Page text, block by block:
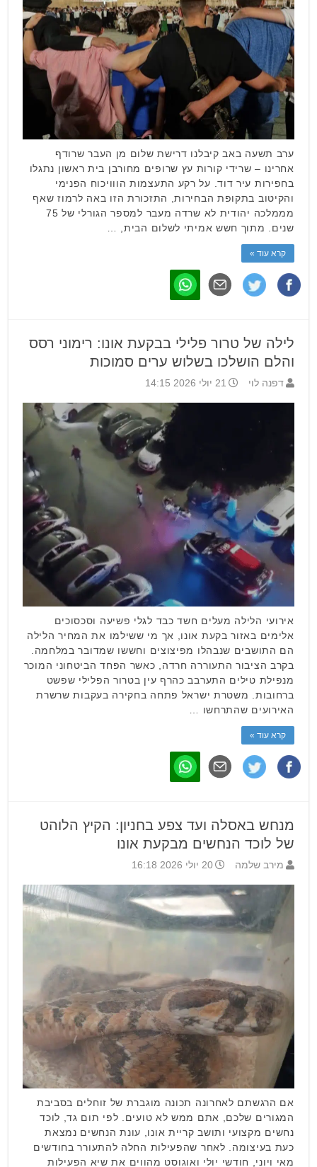
ערב תשעה באב קיבלנו דרישת שלום מן העבר שרודף
אחרינו – שרידי קורות עץ שרופים מחורבן בית ראשון נתגלו
בחפירות עיר דוד. על רקע התעצמות הווויכוח הפנימי
והקיטוב בתקופת הבחירות, התזכורת הזו באה לרמוז שאף
מממלכה יהודית לא שרדה מעבר למספר הגורלי של 75
שנים. מתוך חשש אמיתי לשלום הבית, …
קרא עוד »
לילה של טרור פלילי בבקעת אונו: רימוני רסס
והלם הושלכו בשלוש ערים סמוכות
דפנה לוי 21 יולי 2026 14:15
אירועי הלילה מעלים חשד כבד לגלי פשיעה וסכסוכים
אלימים באזור בקעת אונו, אך מי ששילמו את המחיר הלילה
הם התושבים שנבהלו מפיצוצים וחששו שמדובר במלחמה.
בקרב הציבור התעוררה חרדה, כאשר הפחד הביטחוני המוכר
מנפילת טילים התערבב כהרף עין בטרור הפלילי שפשט
ברחובות. משטרת ישראל פתחה בחקירה בעקבות שרשרת
האירועים שהתרחשו …
קרא עוד »
מנחש באסלה ועד צפע בחניון: הקיץ הלוהט
של לוכד הנחשים מבקעת אונו
מירב שלמה 20 יולי 2026 16:18
אם הרגשתם לאחרונה תכונה מוגברת של זוחלים בסביבת
המגורים שלכם, אתם ממש לא טועים. לפי תום גד, לוכד
נחשים מקצועי ותושב קריית אונו, עונת הנחשים נמצאת
כעת בעיצומה. לאחר שהפעילות החלה להתעורר בחודשים
מאי ויוני, חודשי יולי ואוגוסט מהווים את שיא הפעילות